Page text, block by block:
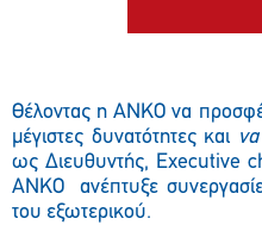
Θέλοντας η ΑΝΚΟ να
μέγιστες δυνατότητες και να
ως Διευθυντής, Executive
ΑΝΚΟ ανέπτυξε
του εξωτερικού.